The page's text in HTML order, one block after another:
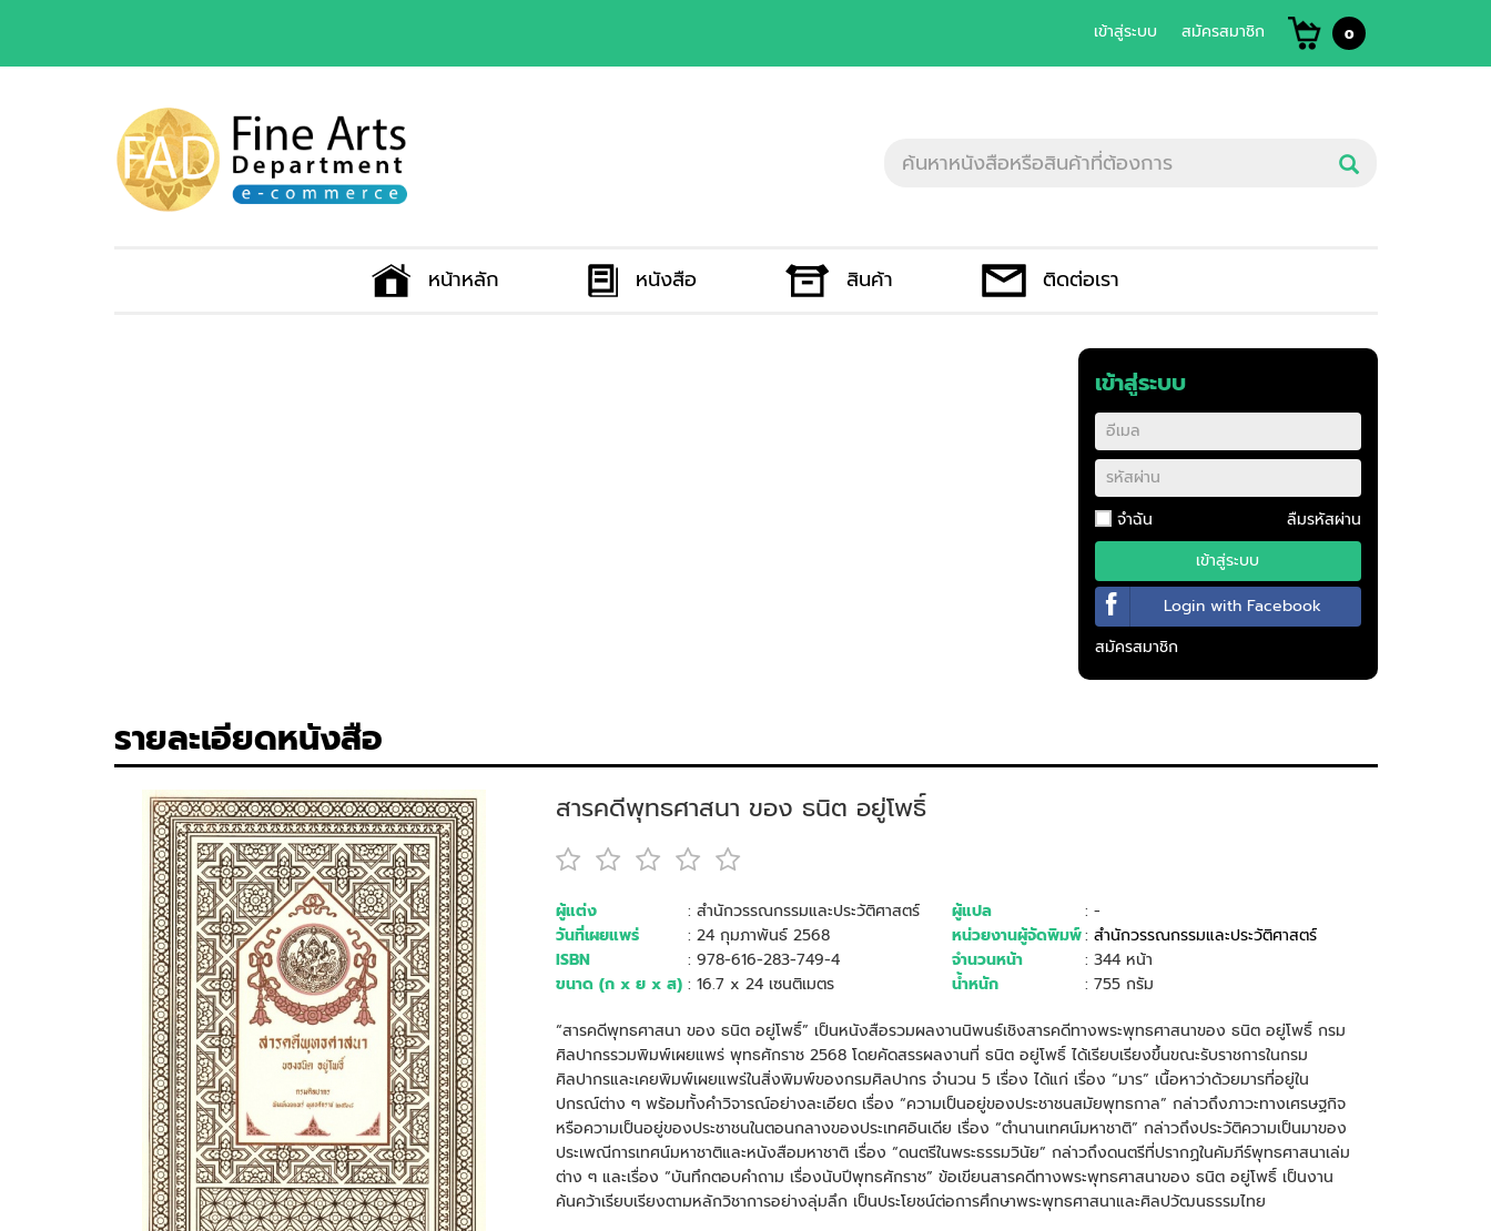
เข้าสู่ระบบ สมัครสมาชิก 0
หน้าหลัก หนังสือ สินค้า ติดต่อเรา
เข้าสู่ระบบ
จำฉัน
ลืมรหัสผ่าน
เข้าสู่ระบบ
Login with Facebook
สมัครสมาชิก
รายละเอียดหนังสือ
สารคดีพุทธศาสนา ของ ธนิต อยู่โพธิ์
ผู้แต่ง : สำนักวรรณกรรมและประวัติศาสตร์ ผู้แปล
: -
วันที่เผยแพร่
: 24 กุมภาพันธ์ 2568 หน่วยงานผู้จัดพิมพ์: สำนักวรรณกรรมและประวัติศาสตร์
ISBN
: 978-616-283-749-4 จำนวนหน้า
: 344 หน้า
ขนาด (ก x ย x ส) : 16.7 x 24 เซนติเมตร น้ำหนัก
: 755 กรัม
“สารคดีพุทธศาสนา ของ ธนิต อยู่โพธิ์” เป็นหนังสือรวมผลงานนิพนธ์เชิงสารคดีทางพระพุทธศาสนาของ ธนิต อยู่โพธิ์ กรม
ศิลปากรรวมพิมพ์เผยแพร่ พุทธศักราช 2568 โดยคัดสรรผลงานที่ ธนิต อยู่โพธิ์ ได้เรียบเรียงขึ้นขณะรับราชการในกรม
ศิลปากรและเคยพิมพ์เผยแพร่ในสิ่งพิมพ์ของกรมศิลปากร จำนวน 5 เรื่อง ได้แก่ เรื่อง “มาร” เนื้อหาว่าด้วยมารที่อยู่ใน
ปกรณ์ต่าง ๆ พร้อมทั้งคำวิจารณ์อย่างละเอียด เรื่อง “ความเป็นอยู่ของประชาชนสมัยพุทธกาล” กล่าวถึงภาวะทางเศรษฐกิจ
หรือความเป็นอยู่ของประชาชนในตอนกลางของประเทศอินเดีย เรื่อง “ตำนานเทศน์มหาชาติ” กล่าวถึงประวัติความเป็นมาของ
ประเพณีการเทศน์มหาชาติและหนังสือมหาชาติ เรื่อง “ดนตรีในพระธรรมวินัย” กล่าวถึงดนตรีที่ปรากฏในคัมภีร์พุทธศาสนาเล่ม
ต่าง ๆ และเรื่อง “บันทึกตอบคำถาม เรื่องนับปีพุทธศักราช” ข้อเขียนสารคดีทางพระพุทธศาสนาของ ธนิต อยู่โพธิ์ เป็นงาน
ค้นคว้าเรียบเรียงตามหลักวิชาการอย่างลุ่มลึก เป็นประโยชน์ต่อการศึกษาพระพุทธศาสนาและศิลปวัฒนธรรมไทย